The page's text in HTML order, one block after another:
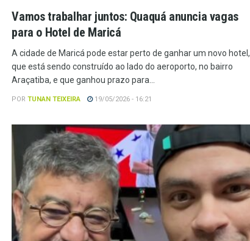
Vamos trabalhar juntos: Quaquá anuncia vagas
para o Hotel de Maricá
A cidade de Maricá pode estar perto de ganhar um novo hotel,
que está sendo construído ao lado do aeroporto, no bairro
Araçatiba, e que ganhou prazo para...
POR TUNAN TEIXEIRA 19/05/2026 - 16:21